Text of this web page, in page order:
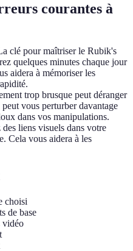
courantes à
clé pour maîtriser le Rubik's
quelques minutes chaque jour
aidera à mémoriser les
trop brusque peut déranger
vous perturber davantage
dans vos manipulations.
des liens visuels dans votre
Cela vous aidera à les
choisi
de base
vidéo